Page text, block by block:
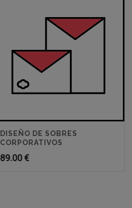
DISEÑO DE SOBRES
CORPORATIVOS
89.00€